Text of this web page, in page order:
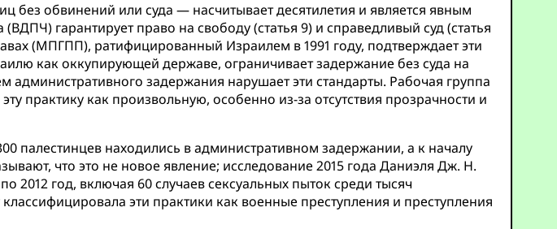
обвинений или суда — насчитывает десятилетия и является явным
гарантирует право на свободу (статья 9) и справедливый суд (статья
(МПГПП), ратифицированный Израилем в 1991 году, подтверждает эти
как оккупирующей державе, ограничивает задержание без суда на
задержания нарушает эти стандарты. Рабочая группа
как произвольную, особенно из-за отсутствия прозрачности и
палестинцев находились в административном задержании, а к началу
что это не новое явление; исследование 2015 года Даниэля Дж. Н.
2012 год, включая 60 случаев сексуальных пыток среди тысяч
эти практики как военные преступления и преступления